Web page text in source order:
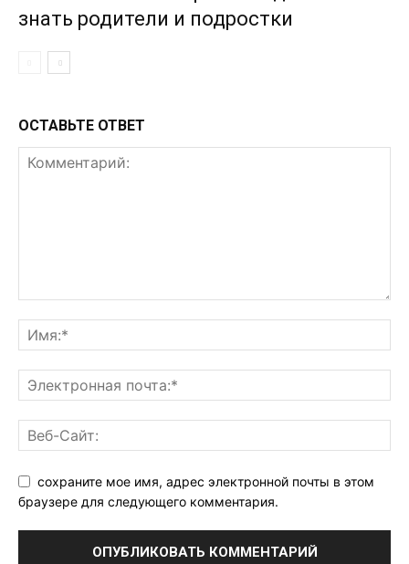
знать родители и подростки
ОСТАВЬТЕ ОТВЕТ
сохраните мое имя, адрес электронной почты в этом
браузере для следующего комментария.